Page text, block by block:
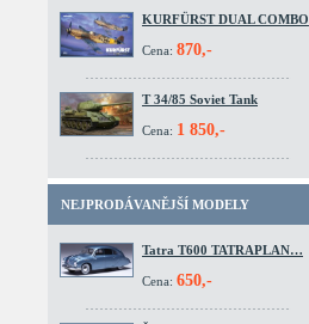
KURFÜRST DUAL COMBO
Cena: 870,-
T 34/85 Soviet Tank
Cena: 1 850,-
NEJPRODÁVANĚJŠÍ MODELY
Tatra T600 TATRAPLAN…
Cena: 650,-